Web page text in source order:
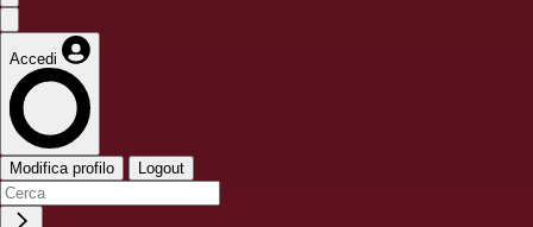
Accedi
Modifica profilo Logout